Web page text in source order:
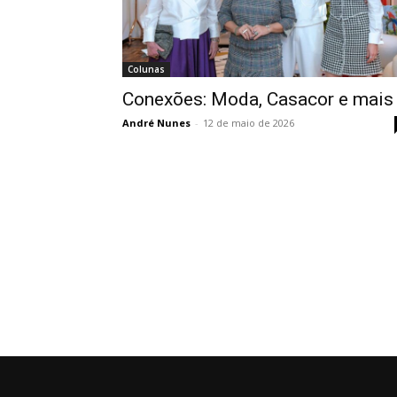
Colunas
Conexões: Moda, Casacor e mais
André Nunes - 12 de maio de 2026